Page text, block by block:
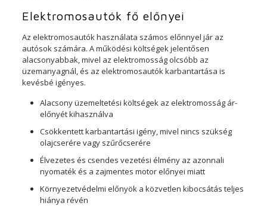
Elektromosautók fő előnyei
Az elektromosautók használata számos előnnyel jár az
autósok számára. A működési költségek jelentősen
alacsonyabbak, mivel az elektromosság olcsóbb az
üzemanyagnál, és az elektromosautók karbantartása is
kevésbé igényes.
Alacsony üzemeltetési költségek az elektromosság ár-
előnyét kihasználva
Csökkentett karbantartási igény, mivel nincs szükség
olajcserére vagy szűrőcserére
Élvezetes és csendes vezetési élmény az azonnali
nyomaték és a zajmentes motor előnyei miatt
Környezetvédelmi előnyök a közvetlen kibocsátás teljes
hiánya révén